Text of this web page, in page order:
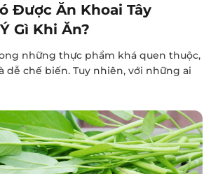
Được Ăn Khoai Tây
Gì Khi Ăn?
những thực phẩm khá quen thuộc,
dễ chế biến. Tuy nhiên, với những ai